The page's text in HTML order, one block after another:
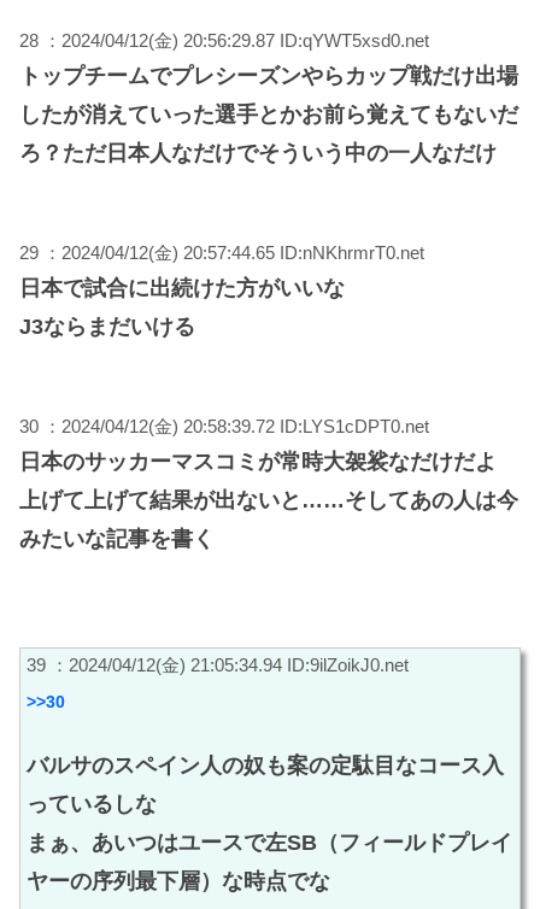
28 ：2024/04/12(金) 20:56:29.87 ID:qYWT5xsd0.net
トップチームでプレシーズンやらカップ戦だけ出場
したが消えていった選手とかお前ら覚えてもないだ
ろ？ただ日本人なだけでそういう中の一人なだけ
29 ：2024/04/12(金) 20:57:44.65 ID:nNKhrmrT0.net
日本で試合に出続けた方がいいな
J3ならまだいける
30 ：2024/04/12(金) 20:58:39.72 ID:LYS1cDPT0.net
日本のサッカーマスコミが常時大袈裟なだけだよ
上げて上げて結果が出ないと……そしてあの人は今
みたいな記事を書く
39 ：2024/04/12(金) 21:05:34.94 ID:9ilZoikJ0.net
>>30
バルサのスペイン人の奴も案の定駄目なコース入
っているしな
まぁ、あいつはユースで左SB（フィールドプレイ
ヤーの序列最下層）な時点でな